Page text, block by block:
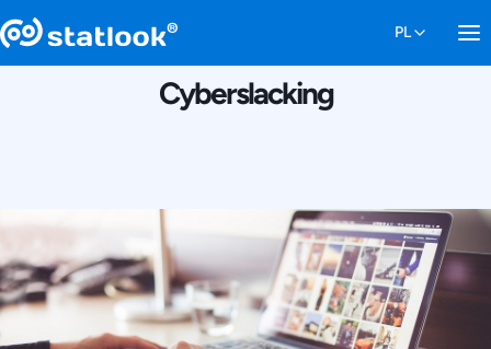
12 WRZEŚNIA 2016
Cyberslacking